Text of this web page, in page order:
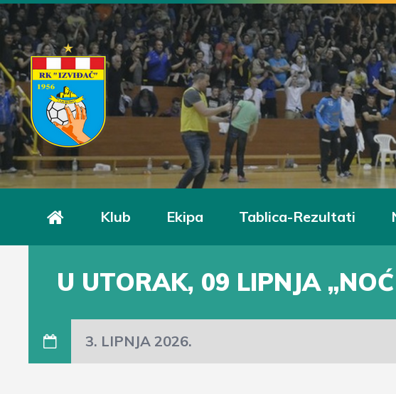
Klub Ekipa Tablica-Rezultati
U UTORAK, 09 LIPNJA
3. LIPNJA 2026.